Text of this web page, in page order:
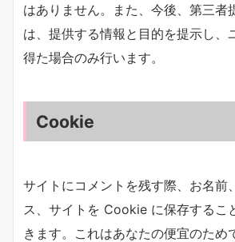
はありません。また、今後、第三者
は、提供する情報と目的を提示し、
得た場合のみ行います。
Cookie
サイトにコメントを残す際、お名前
ス、サイトを Cookie に保存するこ
きます。これはあなたの便宜のため